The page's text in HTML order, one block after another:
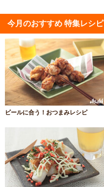
今月のおすすめ 特集レシピ
ビールに合う！おつまみレシピ